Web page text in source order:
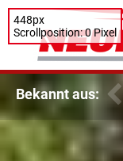
448px
Scrollposition: 0 Pixel
Bekannt aus: